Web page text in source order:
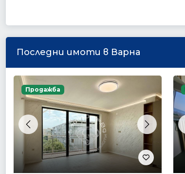
Последни имоти в Варна
Previous Next
Продажба